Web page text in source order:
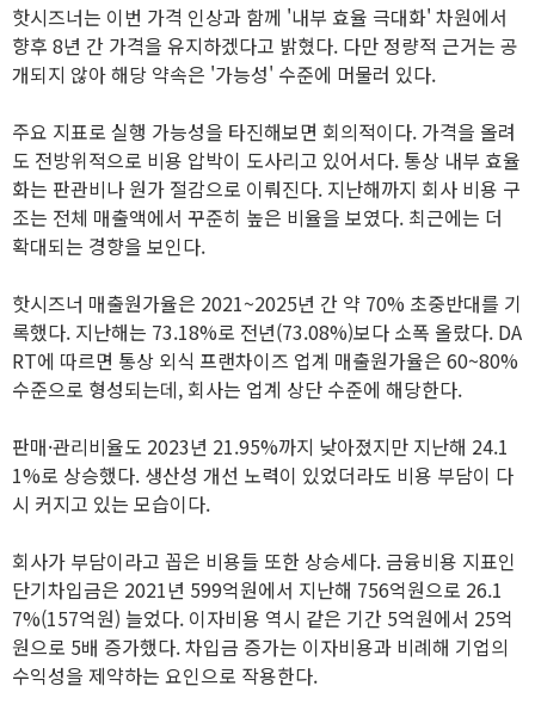
핫시즈너는 이번 가격 인상과 함께 '내부 효율 극대화' 차원에서
향후 8년 간 가격을 유지하겠다고 밝혔다. 다만 정량적 근거는 공
개되지 않아 해당 약속은 '가능성' 수준에 머물러 있다.
주요 지표로 실행 가능성을 타진해보면 회의적이다. 가격을 올려
도 전방위적으로 비용 압박이 도사리고 있어서다. 통상 내부 효율
화는 판관비나 원가 절감으로 이뤄진다. 지난해까지 회사 비용 구
조는 전체 매출액에서 꾸준히 높은 비율을 보였다. 최근에는 더
확대되는 경향을 보인다.
핫시즈너 매출원가율은 2021~2025년 간 약 70% 초중반대를 기
록했다. 지난해는 73.18%로 전년(73.08%)보다 소폭 올랐다. DA
RT에 따르면 통상 외식 프랜차이즈 업계 매출원가율은 60~80%
수준으로 형성되는데, 회사는 업계 상단 수준에 해당한다.
판매·관리비율도 2023년 21.95%까지 낮아졌지만 지난해 24.1
1%로 상승했다. 생산성 개선 노력이 있었더라도 비용 부담이 다
시 커지고 있는 모습이다.
회사가 부담이라고 꼽은 비용들 또한 상승세다. 금융비용 지표인
단기차입금은 2021년 599억원에서 지난해 756억원으로 26.1
7%(157억원) 늘었다. 이자비용 역시 같은 기간 5억원에서 25억
원으로 5배 증가했다. 차입금 증가는 이자비용과 비례해 기업의
수익성을 제약하는 요인으로 작용한다.